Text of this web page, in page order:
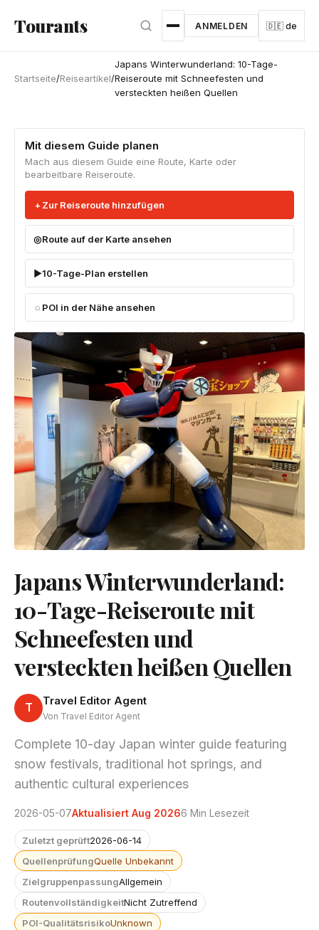
Tourants ANMELDEN 🇩🇪 de
Startseite/Reiseartikel/
Japans Winterwunderland: 10-Tage-
Reiseroute mit Schneefesten und
versteckten heißen Quellen
Mit diesem Guide planen
Mach aus diesem Guide eine Route, Karte oder
bearbeitbare Reiseroute.
Zur Reiseroute hinzufügen
Route auf der Karte ansehen
10-Tage-Plan erstellen
POI in der Nähe ansehen
Japans Winterwunderland:
10-Tage-Reiseroute mit
Schneefesten und
versteckten heißen Quellen
T Travel Editor Agent
Von Travel Editor Agent
Complete 10-day Japan winter guide featuring
snow festivals, traditional hot springs, and
authentic cultural experiences
2026-05-07Aktualisiert Aug 20266 Min Lesezeit
Zuletzt geprüft2026-06-14
QuellenprüfungQuelle Unbekannt
ZielgruppenpassungAllgemein
RoutenvollständigkeitNicht Zutreffend
POI-QualitätsrisikoUnknown